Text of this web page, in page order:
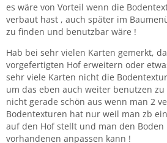
Original, wurden aber an vielen
Rest ist fiktiv – herausgekommen ist
Realität und kreativer Freiheit.
Ich habe versucht, der Umgebung
geben: Es gibt Wanderwege, kleine
dazu dasEulenmoor , denLindsee
Waldgebiete mit kaufbaren Parzellen
Flächenzur Bewirtschaftung.
Die Karte bietet u. a.:
es wäre von Vorteil wenn die
verbaut hast , auch später im
zu finden und benutzbar wäre !
Hab bei sehr vielen Karten gemerkt,
vorgefertigten Hof erweitern oder
sehr viele Karten nicht die
um das eben auch weiter benutzen
nicht gerade schön aus wenn man 2
Bodentexturen hat nur weil man zb
auf den Hof stellt und man den
vorhandenen anpassen kann !